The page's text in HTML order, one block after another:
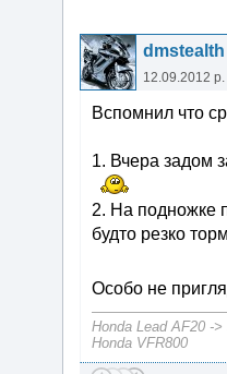
dmstealth
12.09.2012 р.
Вспомнил что
1. Вчера задом
2. На подножке
будто резко
Особо не
Honda Lead AF20 -
Honda VFR800